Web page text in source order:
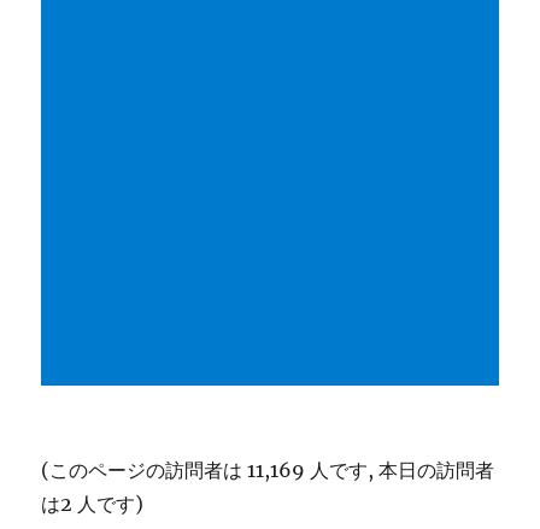
(このページの訪問者は 11,169 人です, 本日の訪問者
は2 人です)